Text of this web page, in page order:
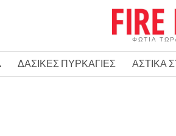
ΦΩΤΙΑ
ΔΑΣΙΚΕΣ ΠΥΡΚΑΓΙΕΣ ΑΣΤΙΚΑ